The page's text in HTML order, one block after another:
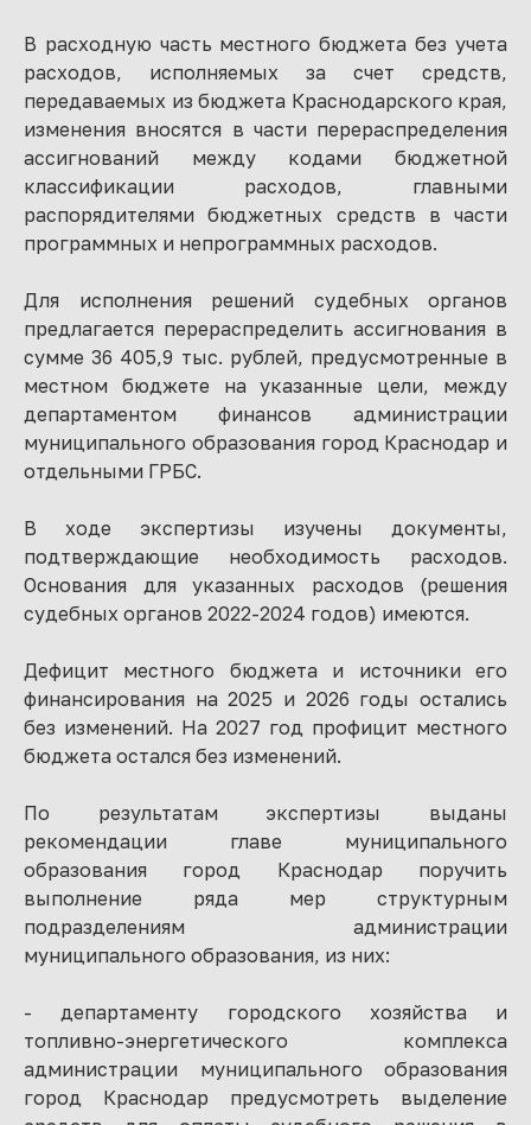
В расходную часть местного бюджета без учета
расходов, исполняемых за счет средств,
передаваемых из бюджета Краснодарского края,
изменения вносятся в части перераспределения
ассигнований между кодами бюджетной
классификации расходов, главными
распорядителями бюджетных средств в части
программных и непрограммных расходов.
Для исполнения решений судебных органов
предлагается перераспределить ассигнования в
сумме 36 405,9 тыс. рублей, предусмотренные в
местном бюджете на указанные цели, между
департаментом финансов администрации
муниципального образования город Краснодар и
отдельными ГРБС.
В ходе экспертизы изучены документы,
подтверждающие необходимость расходов.
Основания для указанных расходов (решения
судебных органов 2022-2024 годов) имеются.
Дефицит местного бюджета и источники его
финансирования на 2025 и 2026 годы остались
без изменений. На 2027 год профицит местного
бюджета остался без изменений.
По результатам экспертизы выданы
рекомендации главе муниципального
образования город Краснодар поручить
выполнение ряда мер структурным
подразделениям администрации
муниципального образования, из них:
- департаменту городского хозяйства и
топливно-энергетического комплекса
администрации муниципального образования
город Краснодар предусмотреть выделение